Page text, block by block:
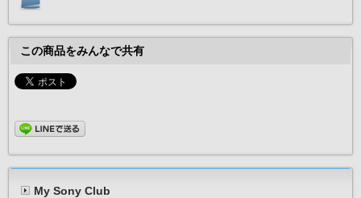
この商品をみんなで共有
My Sony Club